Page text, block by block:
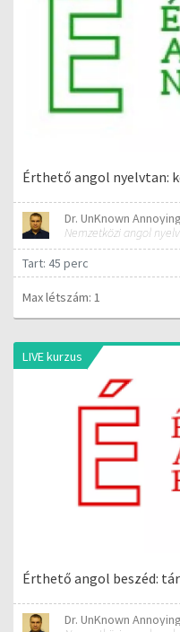
Érthető angol nyelvtan:
Dr. UnKnown
Nemzetközi angol
Tart: 45 perc
Max létszám: 1
LIVE kurzus
Érthető angol beszéd:
Dr. UnKnown